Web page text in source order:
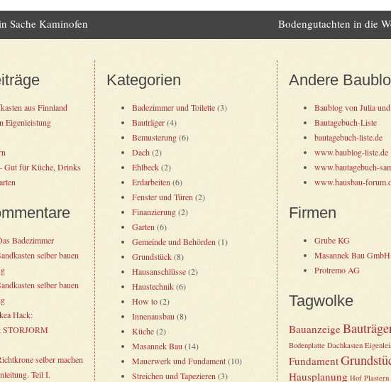
Sache Kaminofen Bodengutachten in die
aus Finnland
Eigenleistung
Gut für Küche, Drinks
Badezimmer
selber bauen
selber bauen
Hack:
STORJORM
selber machen
Teil I.
Kategorien
Badezimmer und Toilette(3)
Bauträger(4)
Bemusterung(6)
Dach(2)
Ehlbeck(2)
Erdarbeiten (6)
Fenster und Türen(2)
Finanzierung(2)
Garten (6)
Gemeinde und Behörden (1)
Grundstück(8)
Hausanschlüsse(2)
Haustechnik(6)
How to(2)
Innenausbau (8)
Küche(2)
Masannek Bau (14)
Mauerwerk und Fundament(10)
Streichen und Tapezieren (3)
Andere
Baublog von Julia
Bautagebuch-Liste
bautagebuch-liste.de
www.baublog-liste.de
www.bautagebuch-
www.hausbau-
Firmen
Grube KG
Masannek Bau GmbH
Protremo AG
Tagwolke
Bauanzeige
Bodenplatte Dachkasten
Fundament
Hausplanung Hof Plastern